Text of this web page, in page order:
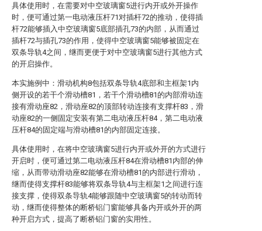
具体使用时，在需要对中空玻璃窗5进行内开或外开操作
时，便可通过第一电动液压杆71对插杆72的推动，使得插
杆72能够插入中空玻璃窗5底部插孔73的内部，从而通过
插杆72与插孔73的作用，使得中空玻璃窗5能够被固定在
双条导轨4之间，继而更便于对中空玻璃窗5进行其他方式
的开启操作。
本实施例中：滑动机构8包括双条导轨4底部和主框架1内
侧开设的若干个滑动槽81，若干个滑动槽81的内部滑动连
接有滑动座82，滑动座82的顶部转动连接有支撑杆83，滑
动座82的一侧固定安装有第二电动液压杆84，第二电动液
压杆84的固定端与滑动槽81的内部固定连接。
具体使用时，在将中空玻璃窗5进行内开或外开的方式进行
开启时，便可通过第二电动液压杆84在滑动槽81内部的伸
缩，从而带动滑动座82能够在滑动槽81的内部进行滑动，
继而使得支撑杆83能够将双条导轨4与主框架1之间进行连
接支撑，使得双条导轨4能够跟随中空玻璃窗5的转动而转
动，继而使得整体的断桥铝门窗能够具备内开或外开的两
种开启方式，提高了断桥铝门窗的实用性。